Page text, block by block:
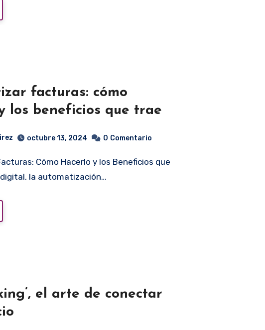
facturas: cómo
los beneficios que trae
octubre 13, 2024 0 Comentario
digital, la automatización…
el arte de conectar